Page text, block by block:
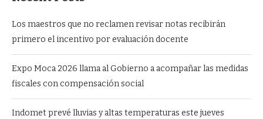
Los maestros que no reclamen revisar notas recibirán
primero el incentivo por evaluación docente
Expo Moca 2026 llama al Gobierno a acompañar las medidas
fiscales con compensación social
Indomet prevé lluvias y altas temperaturas este jueves